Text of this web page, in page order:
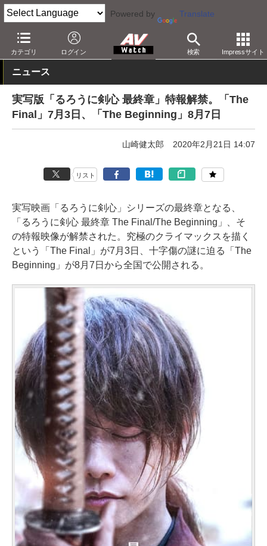
Powered by Translate
カテゴリ ログイン 検索 Impressサイト
AV Watch コンテンツ・サービス 映画 映画作品
ニュース
実写版「るろうに剣心 最終章」特報解禁。「The
Final」7月3日、「The Beginning」8月7日
山崎健太郎 2020年2月21日 14:07
リスト
実写映画「るろうに剣心」シリーズの最終章となる、
「るろうに剣心 最終章 The Final/The Beginning」、そ
の特報映像が解禁された。究極のクライマックスを描く
という「The Final」が7月3日、十字傷の謎に迫る「The
Beginning」が8月7日から全国で公開される。